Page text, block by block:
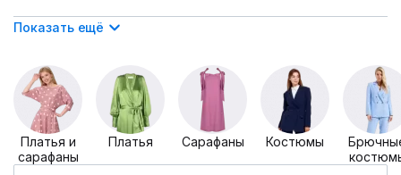
Показать ещё
Платья и
сарафаны
Платья Сарафаны Костюмы